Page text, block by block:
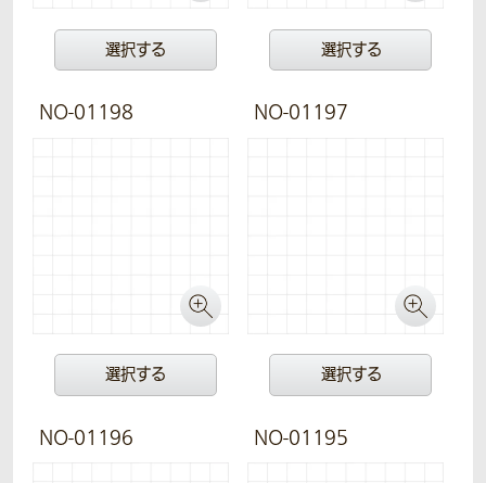
選択する 選択する
NO-01198
選択する
NO-01197
選択する
NO-01196 NO-01195